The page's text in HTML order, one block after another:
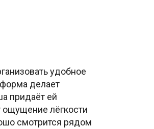
удобное
делает
придаёт ей
ощущение лёгкости
смотрится рядом